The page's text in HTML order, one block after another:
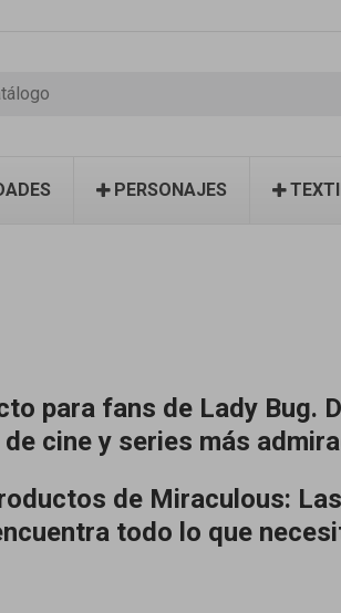
PERSONAJES
para fans de Lady Bug.
cine y series más
de Miraculous:
todo lo que